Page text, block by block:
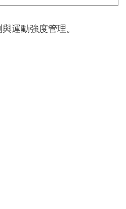
運動強度管理。